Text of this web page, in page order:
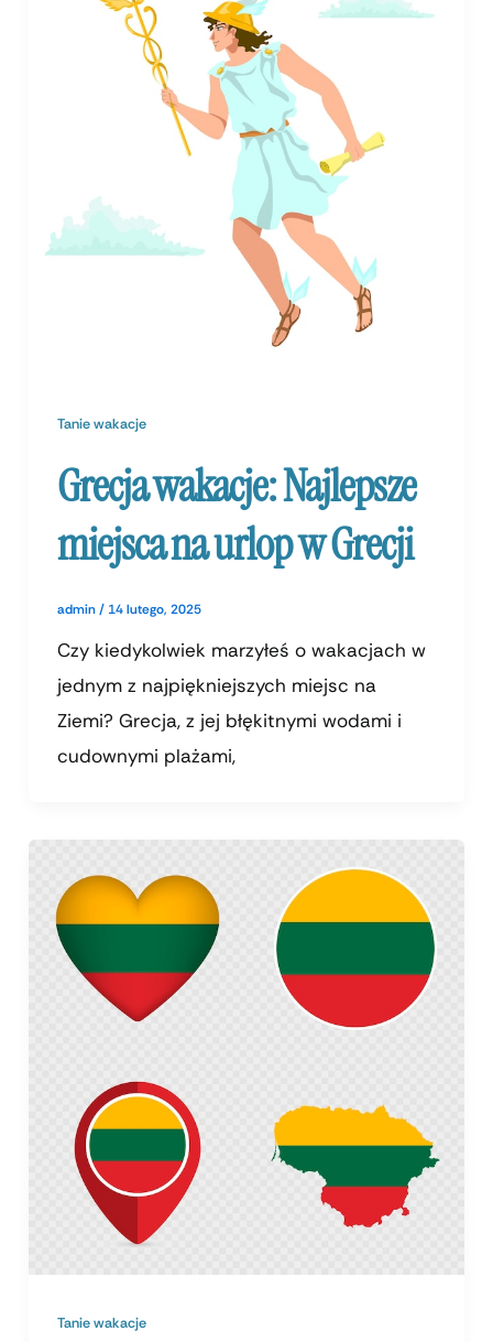
Tanie wakacje
Grecja wakacje: Najlepsze
miejsca na urlop w Grecji
admin/ 14 lutego, 2025
Czy kiedykolwiek marzyłeś o wakacjach w
jednym z najpiękniejszych miejsc na
Ziemi? Grecja, z jej błękitnymi wodami i
cudownymi plażami,
Tanie wakacje